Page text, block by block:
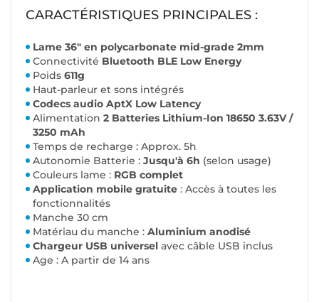
CARACTÉRISTIQUES PRINCIPALES :
Lame 36" en polycarbonate mid-grade 2mm
Connectivité Bluetooth BLE Low Energy
Poids 611g
Haut-parleur et sons intégrés
Codecs audio AptX Low Latency
Alimentation 2 Batteries Lithium-Ion 18650 3.63V /
3250 mAh
Temps de recharge : Approx. 5h
Autonomie Batterie : Jusqu'à 6h (selon usage)
Couleurs lame : RGB complet
Application mobile gratuite : Accès à toutes les
fonctionnalités
Manche 30 cm
Matériau du manche : Aluminium anodisé
Chargeur USB universel avec câble USB inclus
Age : A partir de 14 ans